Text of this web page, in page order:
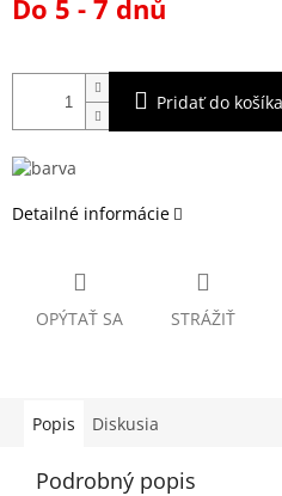
cena:
Do 5 - 7 dnů
Pridať do košíka
Detailné informácie
OPÝTAŤ SA STRÁŽIŤ
Popis Diskusia
Podrobný popis